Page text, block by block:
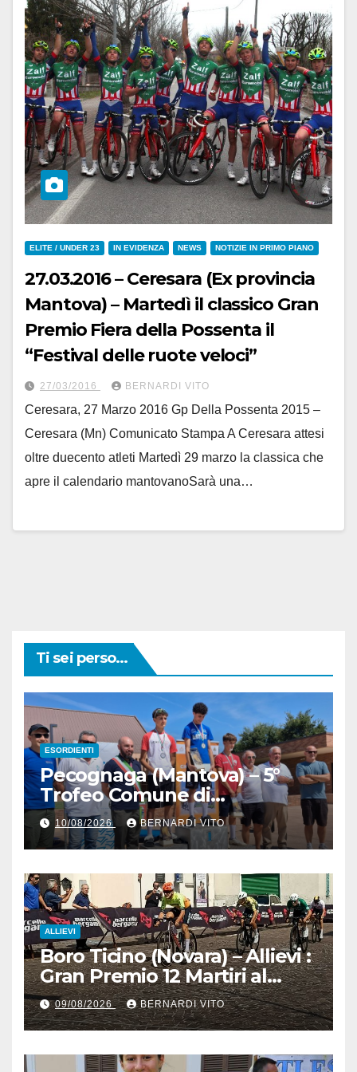
ELITE / UNDER 23 IN EVIDENZA NEWS NOTIZIE IN PRIMO PIANO
27.03.2016 – Ceresara (Ex provincia
Mantova) – Martedì il classico Gran
Premio Fiera della Possenta il
“Festival delle ruote veloci”
27/03/2016 BERNARDI VITO
Ceresara, 27 Marzo 2016 Gp Della Possenta 2015 –
Ceresara (Mn) Comunicato Stampa A Ceresara attesi
oltre duecento atleti Martedì 29 marzo la classica che
apre il calendario mantovanoSarà una…
Ti sei perso...
ESORDIENTI
Pecognaga (Mantova) – 5°
Trofeo Comune di
Pecognaga – Doppia gara
Esordienti – Organizzazione
Ciclo Club Guidizzolo 1977:
Fotoservizio di Paolo Biondo
10/08/2026 BERNARDI VITO
ALLIEVI
Boro Ticino (Novara) – Allievi :
Gran Premio 12 Martiri al
trentino Pietro Valenti
(Ciclistica Dro) con 1’30” sul
bergamasco Pietro resca (SC
Romanese) – Servizio
09/08/2026 BERNARDI VITO